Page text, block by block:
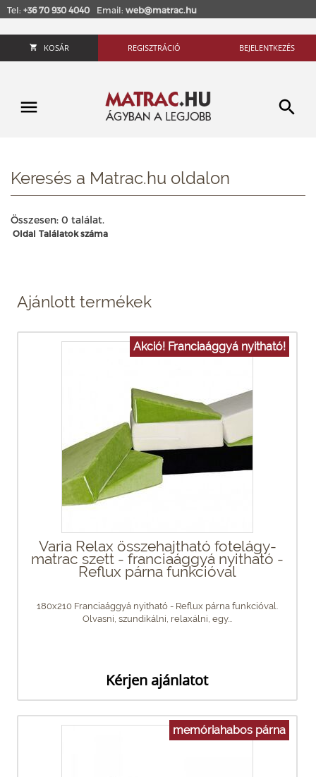
Tel: +36 70 930 4040 Email: web@matrac.hu
KOSÁR REGISZTRÁCIÓ BEJELENTKEZÉS
Keresés a Matrac.hu oldalon
Összesen: 0 találat.
Oldal Találatok száma
Ajánlott termékek
Akció! Franciaággyá nyitható!
Varia Relax összehajtható fotelágy-
matrac szett - franciaággyá nyitható -
Reflux párna funkcióval
180x210 Franciaággyá nyitható - Reflux párna funkcióval.
Olvasni, szundikálni, relaxálni, egy...
Kérjen ajánlatot
memóriahabos párna